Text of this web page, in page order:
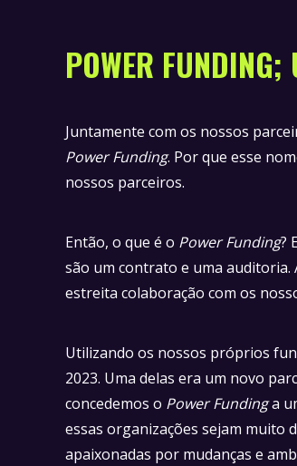
POWER
Juntamente com os nossos
Power Funding. Por que esse
nossos parceiros.
Então, o que é o Power Funding?
são um contrato e uma auditoria.
estreita colaboração com os
Utilizando os nossos próprios
2023. Uma delas era um novo
concedemos o Power Fundinga
essas organizações sejam muito
apaixonadas por mudanças e